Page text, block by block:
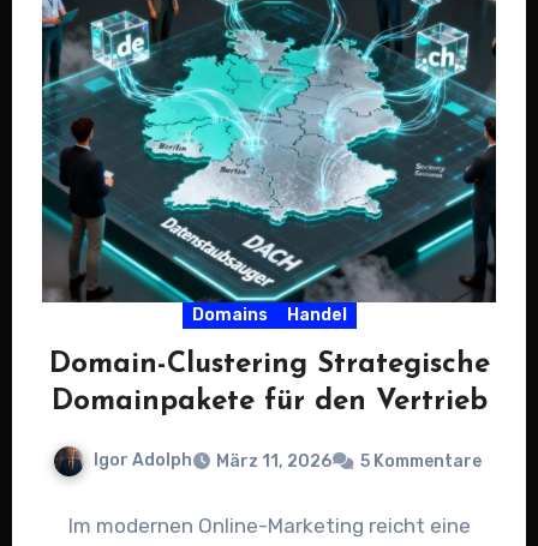
Domains Handel
Domain-Clustering Strategische
Domainpakete für den Vertrieb
Igor Adolph März 11, 2026 5 Kommentare
Im modernen Online-Marketing reicht eine